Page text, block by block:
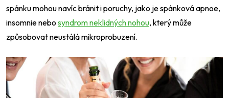
spánku mohou navíc bránit i poruchy, jako je spánková apnoe,
insomnie nebo syndrom neklidných nohou, který může
způsobovat neustálá mikroprobuzení.